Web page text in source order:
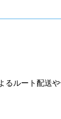
るルート配